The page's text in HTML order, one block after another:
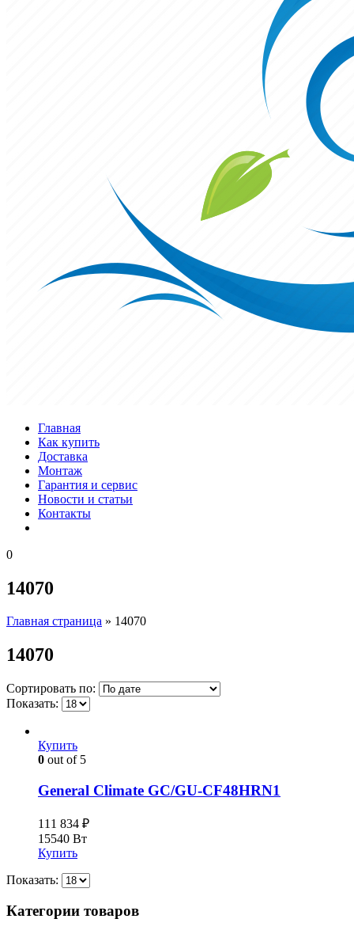
Главная
Как купить
Доставка
Монтаж
Гарантия и сервис
Новости и статьи
Контакты
0
14070
Главная страница » 14070
14070
Сортировать по:
Показать:
Купить
0 out of 5
General Climate GC/GU-CF48HRN1
111 834 ₽
15540 Вт
Купить
Показать:
Категории товаров